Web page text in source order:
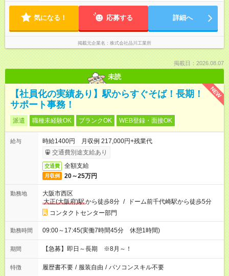
気になる！ 応募する 詳細へ
掲載元企業名 株式会社品川工業所
掲載日：2026.08.07
未読
NEW
【社員化の実績あり】駅からすぐそば！長期！
サポート事務！
派遣 職種未経験OK ブランクOK WEB登録・面接OK
給与
時給1400円 月収例 217,000円+残業代
交通費別途支給あり
交通費 全額支給
月収例 20～25万円
勤務地
大阪市西区
大正(大阪府)駅から徒歩8分 /
ドーム前千代崎駅から徒歩5分
コンタクトセンター部門
勤務時間 09:00～17:45(実働7時間45分 休憩1時間)
期間 【急募】即日～長期 ※8月～！
特徴 履歴書不要 / 服装自由 / パソコンスキル不要